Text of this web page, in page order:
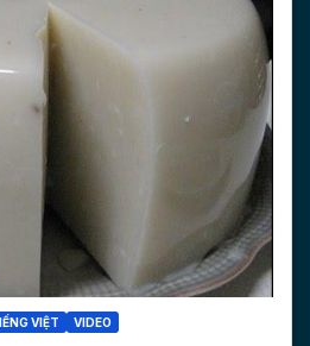
VIỆT VIDEO